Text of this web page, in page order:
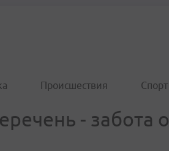
Происшествия Спорт
- забота о